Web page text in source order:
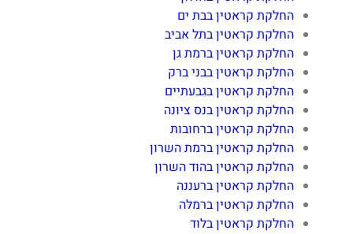
החלקת קראטין בבת ים
החלקת קראטין בתל אביב
החלקת קראטין ברמת גן
החלקת קראטין בבני ברק
החלקת קראטין בגבעתיים
החלקת קראטין בנס ציונה
החלקת קראטין ברחובות
החלקת קראטין ברמת השרון
החלקת קראטין בהוד השרון
החלקת קראטין ברעננה
החלקת קראטין ברמלה
החלקת קראטין בלוד